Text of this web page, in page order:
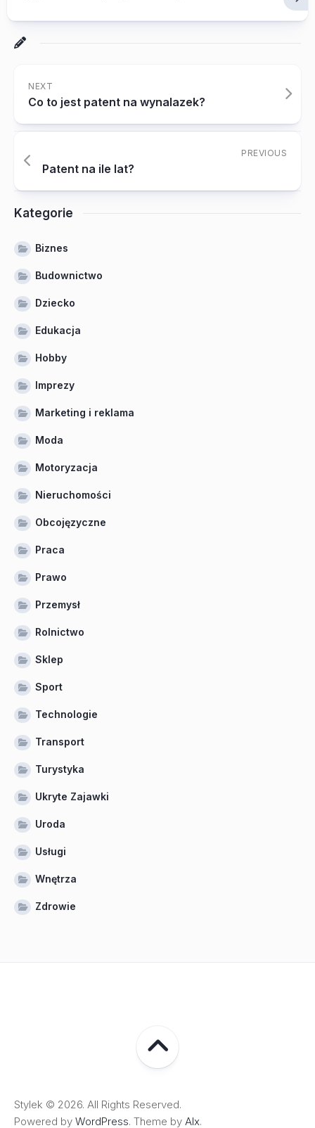
NEXT
Co to jest patent na wynalazek?
PREVIOUS
Patent na ile lat?
Kategorie
Biznes
Budownictwo
Dziecko
Edukacja
Hobby
Imprezy
Marketing i reklama
Moda
Motoryzacja
Nieruchomości
Obcojęzyczne
Praca
Prawo
Przemysł
Rolnictwo
Sklep
Sport
Technologie
Transport
Turystyka
Ukryte Zajawki
Uroda
Usługi
Wnętrza
Zdrowie
Stylek © 2026. All Rights Reserved.
Powered by WordPress. Theme by Alx.